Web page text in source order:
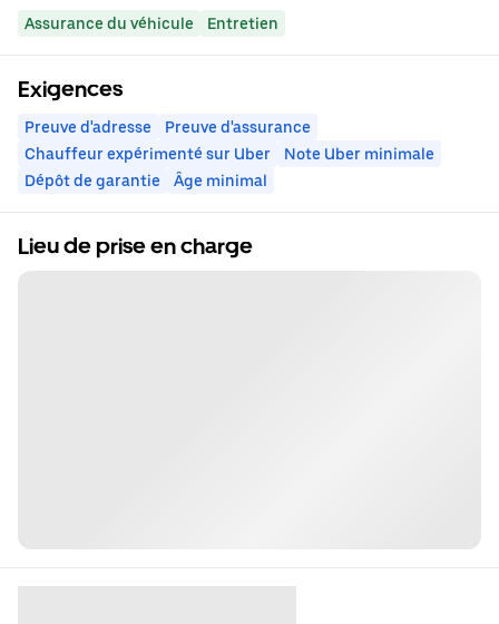
Assurance du véhicule Entretien
Exigences
Preuve d'adresse
Preuve d'assurance
Chauffeur expérimenté sur Uber
Note Uber minimale
Dépôt de garantie
Âge minimal
Lieu de prise en charge